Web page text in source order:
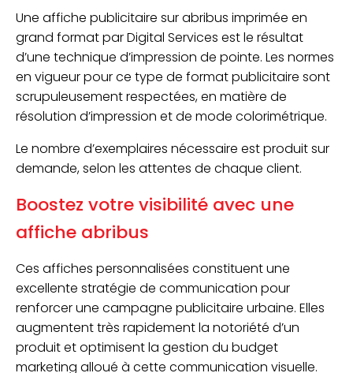
Une affiche publicitaire sur abribus imprimée en
grand format par Digital Services est le résultat
d’une technique d’impression de pointe. Les normes
en vigueur pour ce type de format publicitaire sont
scrupuleusement respectées, en matière de
résolution d’impression et de mode colorimétrique.
Le nombre d’exemplaires nécessaire est produit sur
demande, selon les attentes de chaque client.
Boostez votre visibilité avec une
affiche abribus
Ces affiches personnalisées constituent une
excellente stratégie de communication pour
renforcer une campagne publicitaire urbaine. Elles
augmentent très rapidement la notoriété d’un
produit et optimisent la gestion du budget
marketing alloué à cette communication visuelle.